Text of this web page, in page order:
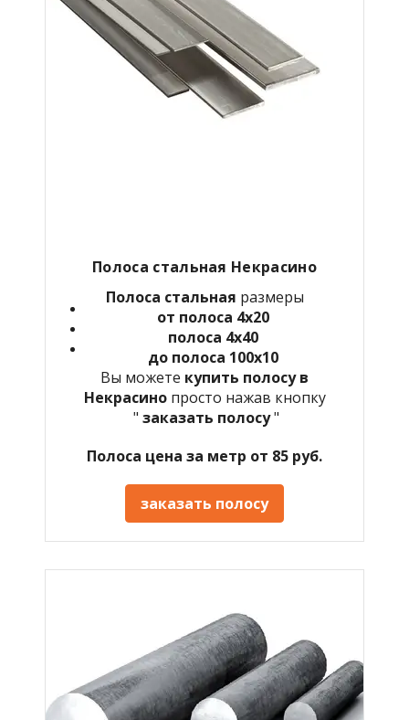
Полоса стальная Некрасино
Полоса стальная размеры
от полоса 4х20
полоса 4х40
до полоса 100х10
Вы можете купить полосу в
Некрасино просто нажав кнопку
" заказать полосу"
Полоса цена за метр от 85 руб.
заказать полосу